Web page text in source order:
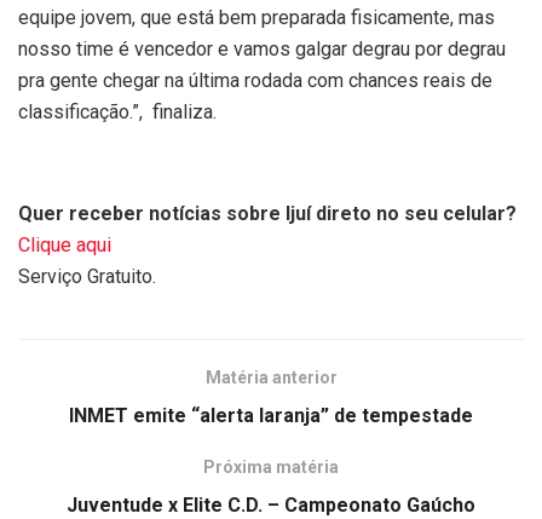
equipe jovem, que está bem preparada fisicamente, mas
nosso time é vencedor e vamos galgar degrau por degrau
pra gente chegar na última rodada com chances reais de
classificação.”, finaliza.
Quer receber notícias sobre Ijuí direto no seu celular?
Clique aqui
Serviço Gratuito.
Matéria anterior
INMET emite “alerta laranja” de tempestade
Próxima matéria
Juventude x Elite C.D. – Campeonato Gaúcho